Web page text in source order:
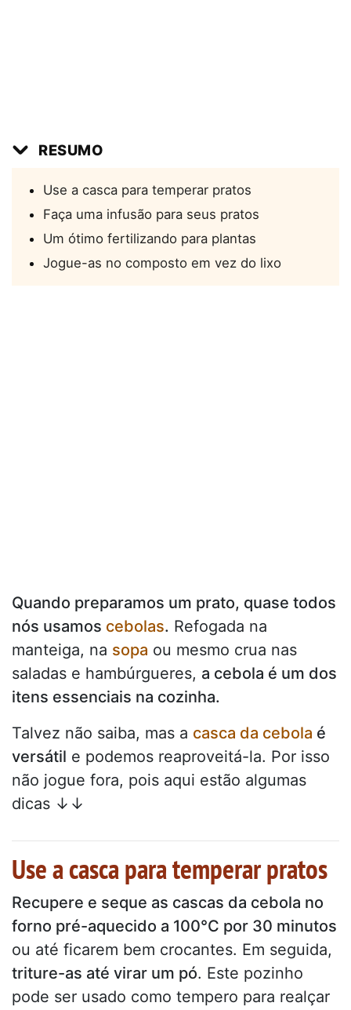
RESUMO
Use a casca para temperar pratos
Faça uma infusão para seus pratos
Um ótimo fertilizando para plantas
Jogue-as no composto em vez do lixo
Quando preparamos um prato, quase todos
nós usamos cebolas. Refogada na
manteiga, na sopa ou mesmo crua nas
saladas e hambúrgueres, a cebola é um dos
itens essenciais na cozinha.
Talvez não saiba, mas a casca da cebola é
versátil e podemos reaproveitá-la. Por isso
não jogue fora, pois aqui estão algumas
dicas ↓↓
Use a casca para temperar pratos
Recupere e seque as cascas da cebola no
forno pré-aquecido a 100°C por 30 minutos
ou até ficarem bem crocantes. Em seguida,
triture-as até virar um pó. Este pozinho
pode ser usado como tempero para realçar